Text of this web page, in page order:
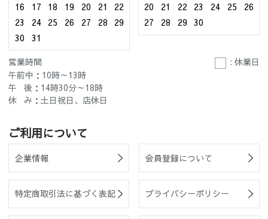
16
17 18 19 20 21
22
23
24 25 26 27 28
29
30
31
20
21 22 23 24 25
26
27
28 29 30
営業時間
: 休業日
午前中：10時～13時
午 後：14時30分～18時
休 み：土日祝日、店休日
ご利用について
企業情報 会員登録について
特定商取引法に基づく表記 プライバシーポリシー